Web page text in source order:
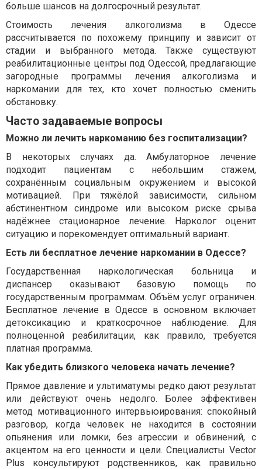
больше шансов на долгосрочный результат.
Стоимость лечения алкоголизма в Одессе
рассчитывается по похожему принципу и зависит от
стадии и выбранного метода. Также существуют
реабилитационные центры под Одессой, предлагающие
загородные программы лечения алкоголизма и
наркомании для тех, кто хочет полностью сменить
обстановку.
Часто задаваемые вопросы
Можно ли лечить наркоманию без госпитализации?
В некоторых случаях да. Амбулаторное лечение
подходит пациентам с небольшим стажем,
сохранённым социальным окружением и высокой
мотивацией. При тяжёлой зависимости, сильном
абстинентном синдроме или высоком риске срыва
надёжнее стационарное лечение. Нарколог оценит
ситуацию и порекомендует оптимальный вариант.
Есть ли бесплатное лечение наркомании в Одессе?
Государственная наркологическая больница и
диспансер оказывают базовую помощь по
государственным программам. Объём услуг ограничен.
Бесплатное лечение в Одессе в основном включает
детоксикацию и краткосрочное наблюдение. Для
полноценной реабилитации, как правило, требуется
платная программа.
Как убедить близкого человека начать лечение?
Прямое давление и ультиматумы редко дают результат
или действуют очень недолго. Более эффективен
метод мотивационного интервьюирования: спокойный
разговор, когда человек не находится в состоянии
опьянения или ломки, без агрессии и обвинений, с
акцентом на его ценности и цели. Специалисты Vector
Plus консультируют родственников, как правильно